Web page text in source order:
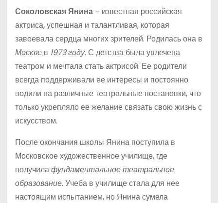
Соколовская Янина – известная российская
актриса, успешная и талантливая, которая
завоевала сердца многих зрителей. Родилась она в
Москве в 1973 году. С детства была увлечена
театром и мечтала стать актрисой. Ее родители
всегда поддерживали ее интересы и постоянно
водили на различные театральные постановки, что
только укрепляло ее желание связать свою жизнь с
искусством.
После окончания школы Янина поступила в
Московское художественное училище, где
получилафундаментальное театральное
образование. Учеба в училище стала для нее
настоящим испытанием, но Янина сумела